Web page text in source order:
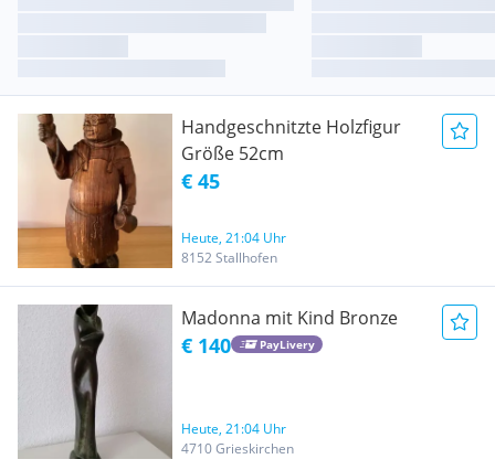
Handgeschnitzte Holzfigur
Größe 52cm
€ 45
Heute, 21:04 Uhr
8152 Stallhofen
Madonna mit Kind Bronze
€ 140 PayLivery
Heute, 21:04 Uhr
4710 Grieskirchen